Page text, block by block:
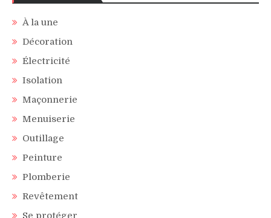
À la une
Décoration
Électricité
Isolation
Maçonnerie
Menuiserie
Outillage
Peinture
Plomberie
Revêtement
Se protéger